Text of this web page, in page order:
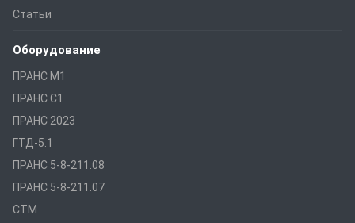
Статьи
Оборудование
ПРАНС M1
ПРАНС С1
ПРАНС 2023
ГТД-5.1
ПРАНС 5-8-211.08
ПРАНС 5-8-211.07
СТМ